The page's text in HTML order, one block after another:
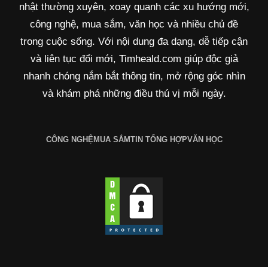
nhật thường xuyên, xoay quanh các xu hướng mới,
công nghệ, mua sắm, văn học và nhiều chủ đề
trong cuộc sống. Với nội dung đa dạng, dễ tiếp cận
và liên tục đổi mới, Timheald.com giúp độc giả
nhanh chóng nắm bắt thông tin, mở rộng góc nhìn
và khám phá những điều thú vị mỗi ngày.
CÔNG NGHỆ MUA SẮMTIN TỔNG HỢPVĂN HỌC